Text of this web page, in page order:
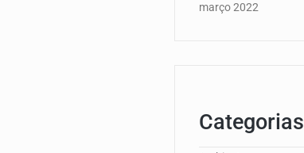
março 2022
Categorias